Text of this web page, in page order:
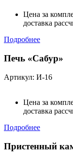
Цена за
доставка
Подробнее
Печь «Сабур»
Артикул: И-16
Цена за
доставка
Подробнее
Пристенный